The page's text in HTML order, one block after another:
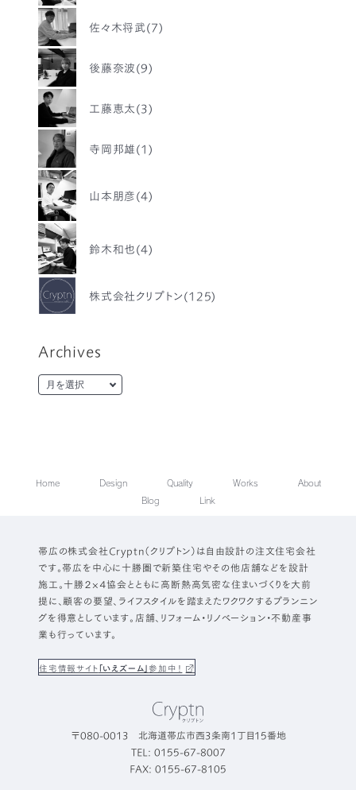
佐々木将武(7)
後藤奈波(9)
工藤恵太(3)
寺岡邦雄(1)
山本朋彦(4)
鈴木和也(4)
株式会社クリプトン(125)
Archives
Home Design Quality Works
About
Blog
Link
帯広の株式会社Cryptn（クリプトン）は自由設計の注文住宅会社
です。帯広を中心に十勝圏で新築住宅やその他店舗などを設計
施工。十勝２×４協会とともに高断熱高気密な住まいづくりを大前
提に、顧客の要望、ライフスタイルを踏まえたワクワクするプランニン
グを得意としています。店舗、リフォーム・リノベーション・不動産事
業も行っています。
住宅情報サイト「いえズーム」参加中！
〒080-0013 北海道帯広市西3条南1丁目15番地
TEL: 0155-67-8007
FAX: 0155-67-8105